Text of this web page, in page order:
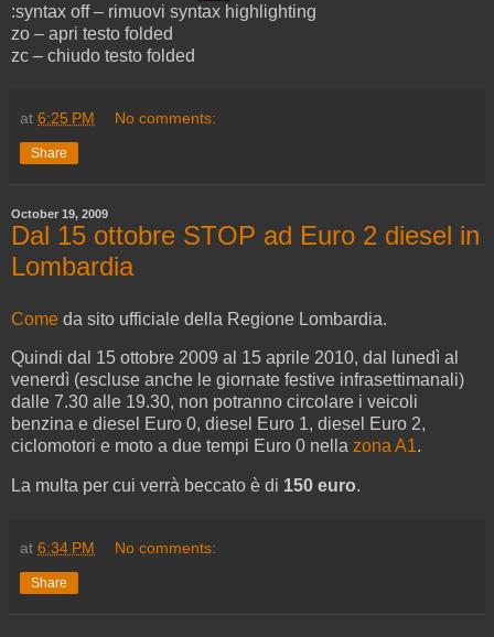
:syntax off – rimuovi syntax highlighting
zo – apri testo folded
zc – chiudo testo folded
at 6:25 PM No comments:
Share
October 19, 2009
Dal 15 ottobre STOP ad Euro 2 diesel in
Lombardia
Come da sito ufficiale della Regione Lombardia.
Quindi dal 15 ottobre 2009 al 15 aprile 2010, dal lunedì al
venerdì (escluse anche le giornate festive infrasettimanali)
dalle 7.30 alle 19.30, non potranno circolare i veicoli
benzina e diesel Euro 0, diesel Euro 1, diesel Euro 2,
ciclomotori e moto a due tempi Euro 0 nella zona A1.
La multa per cui verrà beccato è di 150 euro.
at 6:34 PM No comments:
Share